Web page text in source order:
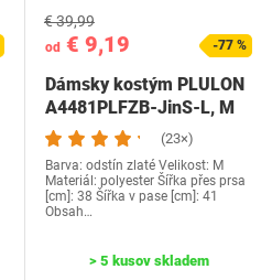
od € 9,19
€ 39,99
-77 %
Dámsky kostým PLULON
A4481PLFZB-JinS-L, M
(23×)
Barva: odstín zlaté Velikost: M
Materiál: polyester Šířka přes prsa
[cm]: 38 Šířka v pase [cm]: 41
Obsah…
> 5 kusov skladem